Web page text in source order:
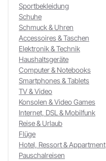
Sportbekleidung
Schuhe
Schmuck & Uhren
Accessoires & Taschen
Elektronik & Technik
Haushaltsgeräte
Computer & Notebooks
Smartphones & Tablets
TV & Video
Konsolen & Video Games
Internet, DSL & Mobilfunk
Reise & Urlaub
Flüge
Hotel, Ressort & Appartment
Pauschalreisen